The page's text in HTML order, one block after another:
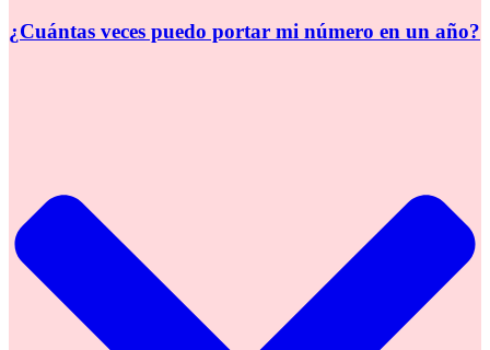
¿Cuántas veces puedo portar mi número en un año?